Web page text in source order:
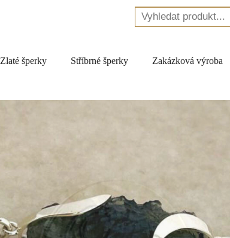
Zlaté šperky Stříbrné šperky Zakázková výroba